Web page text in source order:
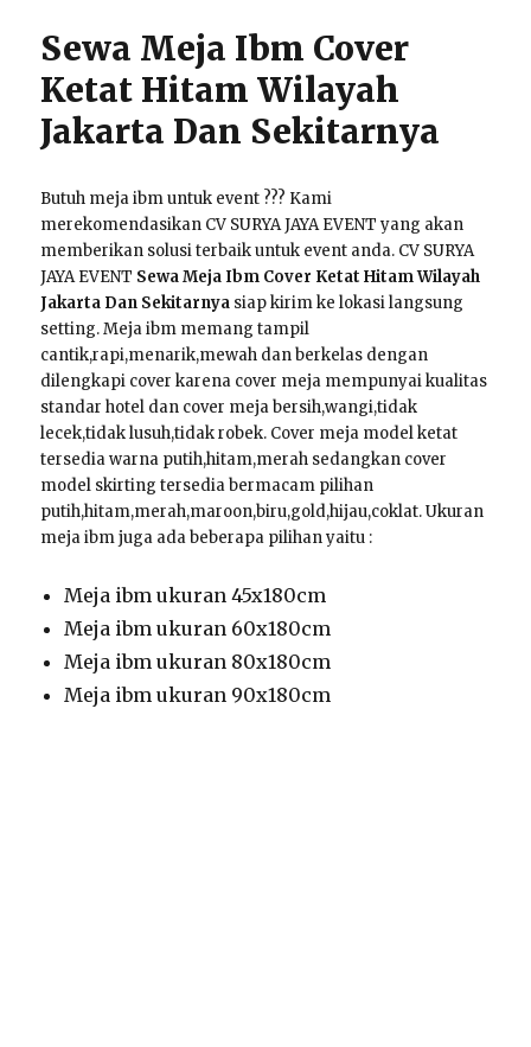
Sewa Meja Ibm Cover
Ketat Hitam Wilayah
Jakarta Dan Sekitarnya
Butuh meja ibm untuk event ??? Kami
merekomendasikan CV SURYA JAYA EVENT yang akan
memberikan solusi terbaik untuk event anda. CV SURYA
JAYA EVENT Sewa Meja Ibm Cover Ketat Hitam Wilayah
Jakarta Dan Sekitarnya siap kirim ke lokasi langsung
setting. Meja ibm memang tampil
cantik,rapi,menarik,mewah dan berkelas dengan
dilengkapi cover karena cover meja mempunyai kualitas
standar hotel dan cover meja bersih,wangi,tidak
lecek,tidak lusuh,tidak robek. Cover meja model ketat
tersedia warna putih,hitam,merah sedangkan cover
model skirting tersedia bermacam pilihan
putih,hitam,merah,maroon,biru,gold,hijau,coklat. Ukuran
meja ibm juga ada beberapa pilihan yaitu :
Meja ibm ukuran 45x180cm
Meja ibm ukuran 60x180cm
Meja ibm ukuran 80x180cm
Meja ibm ukuran 90x180cm